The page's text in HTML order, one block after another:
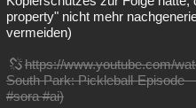
property" nicht mehr
vermeiden)
https://www.youtube.com/
South Park: Pickleball-Episode
#sora #ai)